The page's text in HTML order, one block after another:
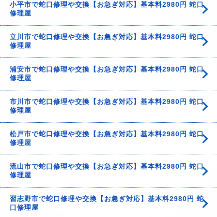
小平市で蛇口修理や交換【お急ぎ対応】基本料2980円 蛇口
修理屋
立川市で蛇口修理や交換【お急ぎ対応】基本料2980円 蛇口
修理屋
浦安市で蛇口修理や交換【お急ぎ対応】基本料2980円 蛇口
修理屋
市川市で蛇口修理や交換【お急ぎ対応】基本料2980円 蛇口
修理屋
松戸市で蛇口修理や交換【お急ぎ対応】基本料2980円 蛇口
修理屋
流山市で蛇口修理や交換【お急ぎ対応】基本料2980円 蛇口
修理屋
習志野市で蛇口修理や交換【お急ぎ対応】基本料2980円 蛇
口修理屋